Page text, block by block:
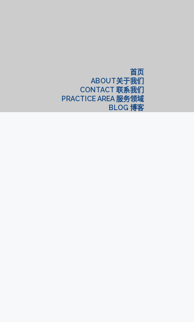
首页
ABOUT关于我们
CONTACT 联系我们
PRACTICE AREA 服务领域
BLOG 博客